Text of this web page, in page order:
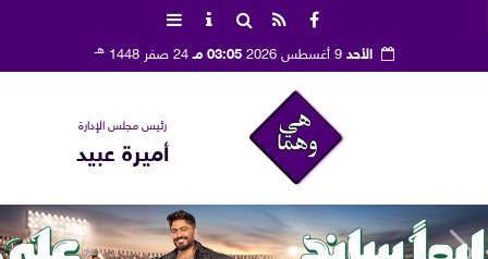
الأحد9 أغسطس 2026 03:05 مـ 24 صفر 1448 هـ
رئيس مجلس الإدارة
أميرة عبيد